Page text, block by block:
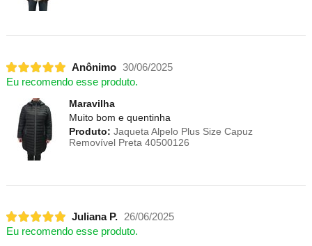
Anônimo 30/06/2025
Eu recomendo esse produto.
Maravilha
Muito bom e quentinha
Produto: Jaqueta Alpelo Plus Size Capuz
Removível Preta 40500126
Juliana P.
26/06/2025
Eu recomendo esse produto.